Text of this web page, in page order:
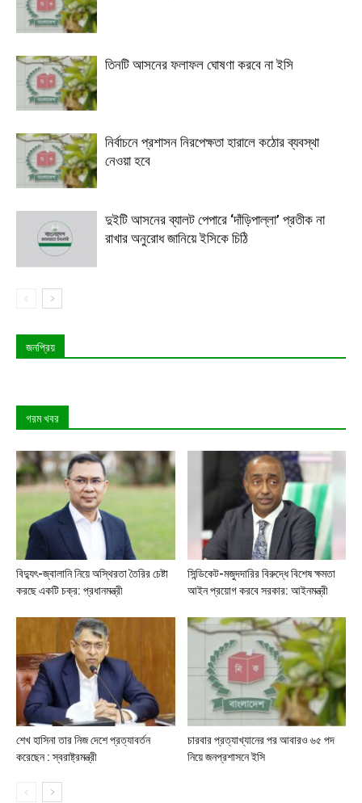
তিনটি আসনের ফলাফল ঘোষণা করবে না ইসি
নির্বাচনে প্রশাসন নিরপেক্ষতা হারালে কঠোর ব্যবস্থা
নেওয়া হবে
দুইটি আসনের ব্যালট পেপারে ‘দাঁড়িপাল্লা’ প্রতীক না
রাখার অনুরোধ জানিয়ে ইসিকে চিঠি
জনপ্রিয়
গরম খবর
বিদ্যুৎ-জ্বালানি নিয়ে অস্থিরতা তৈরির চেষ্টা
করছে একটি চক্র: প্রধানমন্ত্রী
সিন্ডিকেট-মজুদদারির বিরুদ্ধে বিশেষ ক্ষমতা
আইন প্রয়োগ করবে সরকার: আইনমন্ত্রী
শেখ হাসিনা তার নিজ দেশে প্রত্যাবর্তন
করেছেন : স্বরাষ্ট্রমন্ত্রী
চারবার প্রত্যাখ্যানের পর আবারও ৬৫ পদ
নিয়ে জনপ্রশাসনে ইসি